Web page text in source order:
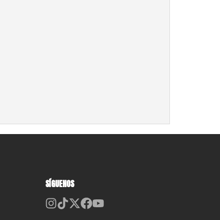
SÍGUENOS